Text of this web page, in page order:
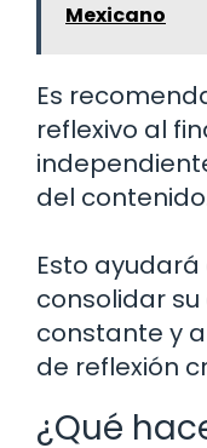
Mexicano
Es
reflexivo al
del
Esto
consolidar
constante y
de reflexión
¿Qué